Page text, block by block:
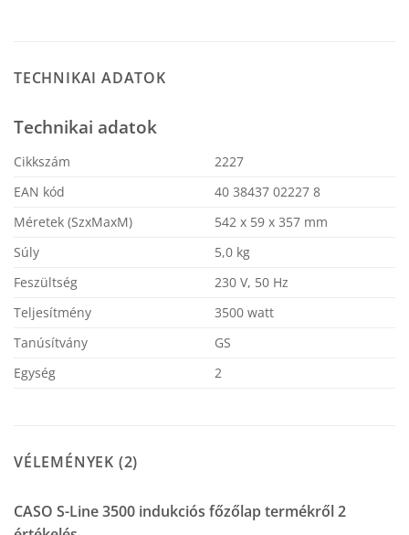
TECHNIKAI ADATOK
Technikai adatok
Cikkszám
2227
EAN kód
40 38437 02227 8
Méretek (SzxMaxM)
542 x 59 x 357 mm
Súly
5,0 kg
Feszültség
230 V, 50 Hz
Teljesítmény
3500 watt
Tanúsítvány
GS
Egység
2
VÉLEMÉNYEK (2)
CASO S-Line 3500 indukciós főzőlaptermékről 2